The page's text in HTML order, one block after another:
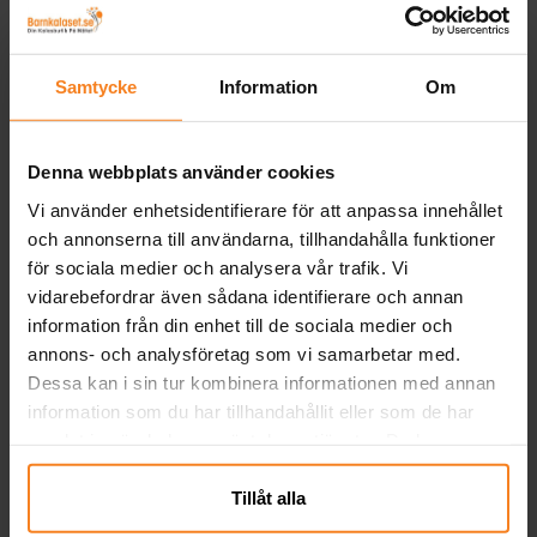
Samtycke Information Om
Denna webbplats använder cookies
Vi använder enhetsidentifierare för att anpassa innehållet
och annonserna till användarna, tillhandahålla funktioner
för sociala medier och analysera vår trafik. Vi
vidarebefordrar även sådana identifierare och annan
information från din enhet till de sociala medier och
annons- och analysföretag som vi samarbetar med.
Dessa kan i sin tur kombinera informationen med annan
information som du har tillhandahållit eller som de har
närsomhelst ändra ditt samtycke.
Tillåt alla
Glassbägare Ljusblå 8-
Pris:49,00 kr
49,00 kr
Snacksboxar Prickiga,
ljusrosa 8-pack
39,00 kr
Andra köpte även